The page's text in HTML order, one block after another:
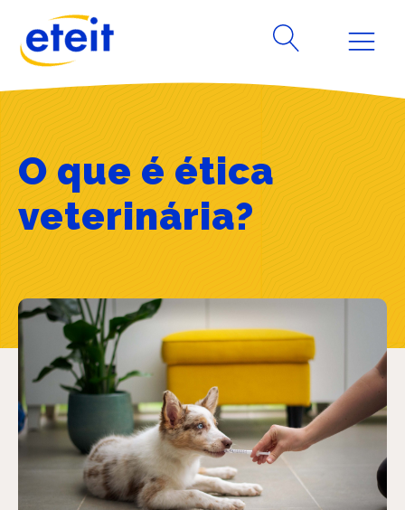
O que é ética
veterinária?